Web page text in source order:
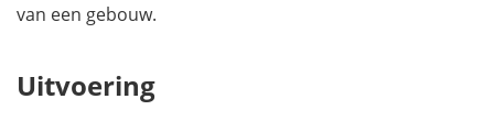
van een gebouw.
Uitvoering